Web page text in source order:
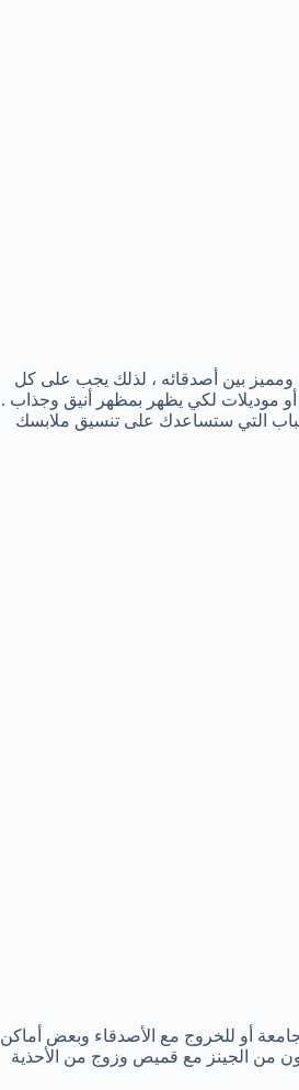
بين أصدقائه ، لذلك يجب على كل
موديلات لكي يظهر بمظهر أنيق وجذاب .
التي ستساعدك على تنسيق ملابسك
أو للخروج مع الأصدقاء وبعض أماكن
من الجينز مع قميص وزوج من الأحذية